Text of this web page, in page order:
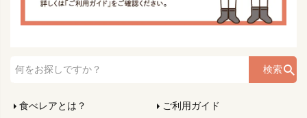
検索
食べレアとは？
ご利用ガイド